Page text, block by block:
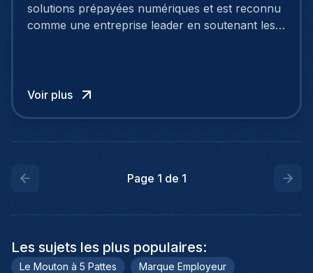
solutions prépayées numériques et est reconnu
comme une entreprise leader en soutenant les
blanchiment d’argent et de lutte contre le
Voir plus
Page 1 de 1
Les sujets les plus populaires:
Le Mouton à 5 Pattes
Marque Employeur